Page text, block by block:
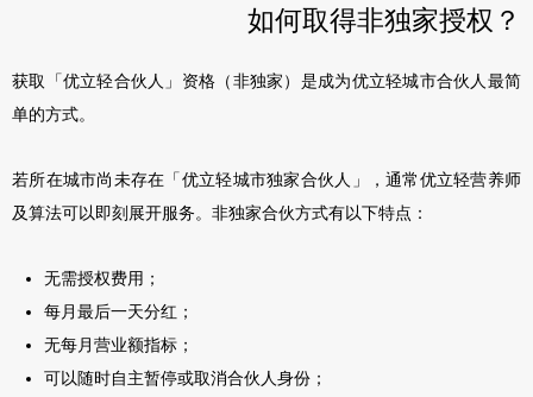
如何取得非独家授权？
获取「优立轻合伙人」资格（非独家）是成为优立轻城市合伙人最简
单的方式。
若所在城市尚未存在「优立轻城市独家合伙人」，通常优立轻营养师
及算法可以即刻展开服务。非独家合伙方式有以下特点：
无需授权费用；
每月最后一天分红；
无每月营业额指标；
可以随时自主暂停或取消合伙人身份；